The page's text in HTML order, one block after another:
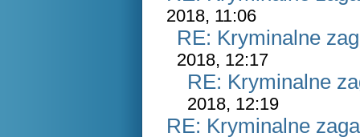
2018, 11:06
RE: Kryminalne
2018, 12:17
RE: Kryminalne
2018, 12:19
RE: Kryminalne